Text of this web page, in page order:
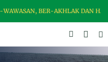
BER-AKHLAK DAN HANDAL)